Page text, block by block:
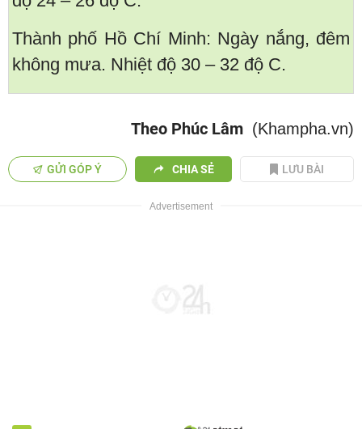
Thành phố Hồ Chí Minh: Ngày nắng, đêm
không mưa. Nhiệt độ 30 – 32 độ C.
Theo Phúc Lâm (Khampha.vn)
GỬI GÓP Ý CHIA SẺ LƯU BÀI